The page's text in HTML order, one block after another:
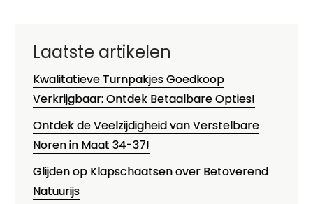
Laatste artikelen
Kwalitatieve Turnpakjes Goedkoop
Verkrijgbaar: Ontdek Betaalbare Opties!
Ontdek de Veelzijdigheid van Verstelbare
Noren in Maat 34-37!
Glijden op Klapschaatsen over Betoverend
Natuurijs